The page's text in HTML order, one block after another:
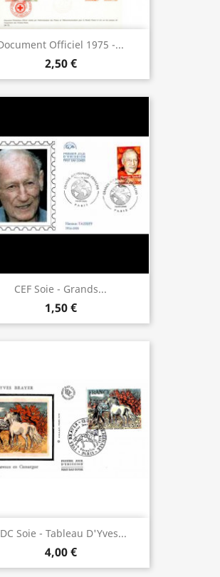
Officiel 1975 -...
2,50 €
CEF Soie - Grands...
1,50 €
Soie - Tableau D'Yves...
4,00 €